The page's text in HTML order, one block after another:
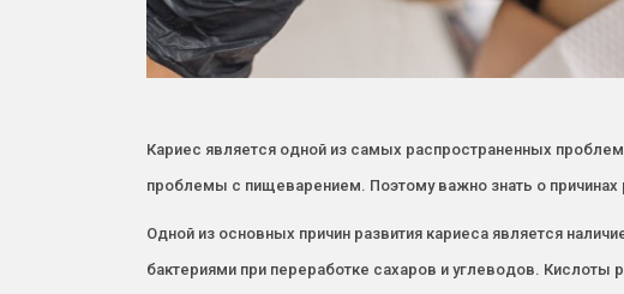
Кариес является одной из самых распространенных
проблемы с пищеварением. Поэтому важно знать о причинах
Одной из основных причин развития кариеса является
бактериями при переработке сахаров и углеводов.